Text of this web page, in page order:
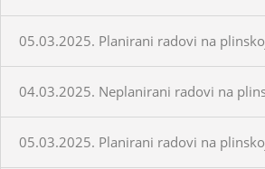
05.03.2025. Planirani radovi na
04.03.2025. Neplanirani radovi na
05.03.2025. Planirani radovi na